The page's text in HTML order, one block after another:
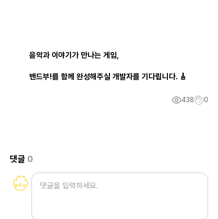
음악과 이야기가 만나는 게임,
밴드부!를 함께 완성해주실 개발자를 기다립니다. 🎸
438 0
댓글 0